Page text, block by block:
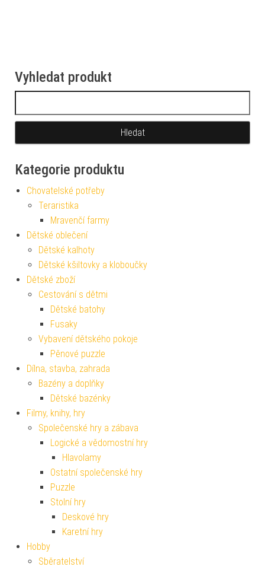
Vyhledat produkt
Kategorie produktu
Chovatelské potřeby
Teraristika
Mravenčí farmy
Dětské oblečení
Dětské kalhoty
Dětské kšiltovky a kloboučky
Dětské zboží
Cestování s dětmi
Dětské batohy
Fusaky
Vybavení dětského pokoje
Pěnové puzzle
Dílna, stavba, zahrada
Bazény a doplňky
Dětské bazénky
Filmy, knihy, hry
Společenské hry a zábava
Logické a vědomostní hry
Hlavolamy
Ostatní společenské hry
Puzzle
Stolní hry
Deskové hry
Karetní hry
Hobby
Sběratelství